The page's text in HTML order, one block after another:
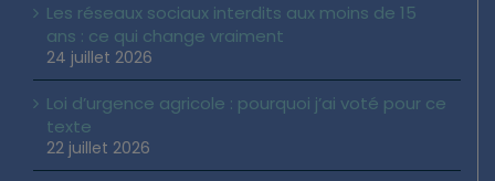
Les réseaux sociaux interdits aux moins de 15
ans : ce qui change vraiment
24 juillet 2026
Loi d’urgence agricole : pourquoi j’ai voté pour ce
texte
22 juillet 2026